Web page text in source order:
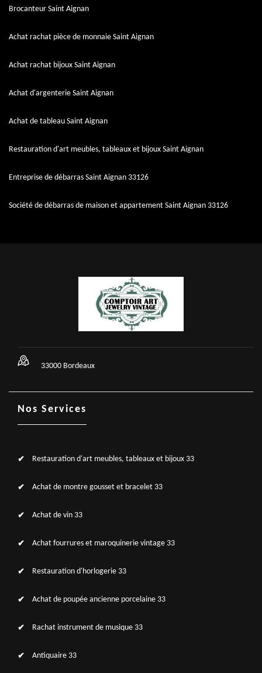
Brocanteur Saint Aignan
Achat rachat pièce de monnaie Saint Aignan
Achat rachat bijoux Saint Aignan
Achat d'argenterie Saint Aignan
Achat de tableau Saint Aignan
Restauration d'art meubles, tableaux et bijoux Saint Aignan
Entreprise de débarras Saint Aignan 33126
Société de débarras de maison et appartement Saint Aignan 33126
33000 Bordeaux
Nos Services
Restauration d'art meubles, tableaux et bijoux 33
Achat de montre gousset et bracelet 33
Achat de vin 33
Achat fourrures et maroquinerie vintage 33
Restauration d'horlogerie 33
Achat de poupée ancienne porcelaine 33
Rachat instrument de musique 33
Antiquaire 33